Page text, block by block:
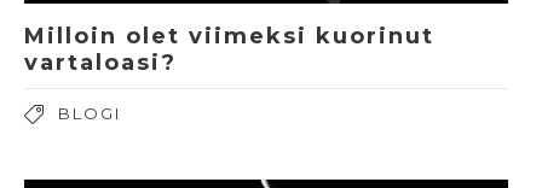
Milloin olet viimeksi kuorinut
vartaloasi?
BLOGI